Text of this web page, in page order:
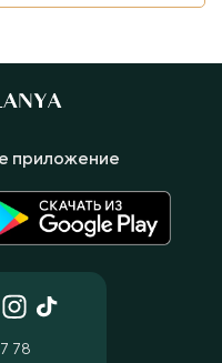
78
приложение